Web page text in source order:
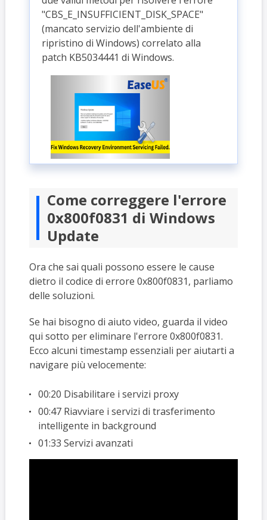
"CBS_E_INSUFFICIENT_DISK_SPACE"
(mancato servizio dell'ambiente di
ripristino di Windows) correlato alla
patch KB5034441 di Windows.
Come correggere l'errore
0x800f0831 di Windows
Update
Ora che sai quali possono essere le cause
dietro il codice di errore 0x800f0831, parliamo
delle soluzioni.
Se hai bisogno di aiuto video, guarda il video
qui sotto per eliminare l'errore 0x800f0831.
Ecco alcuni timestamp essenziali per aiutarti a
navigare più velocemente:
00:20 Disabilitare i servizi proxy
00:47 Riavviare i servizi di trasferimento
intelligente in background
01:33 Servizi avanzati